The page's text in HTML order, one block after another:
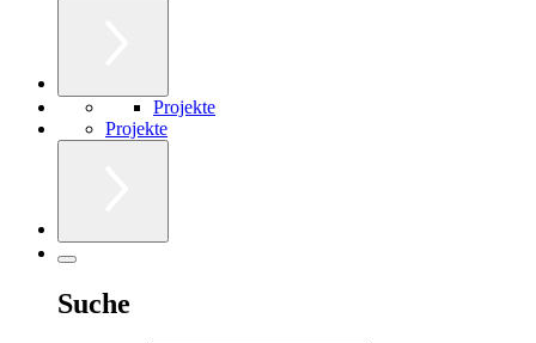
Projekte
Projekte
Suche